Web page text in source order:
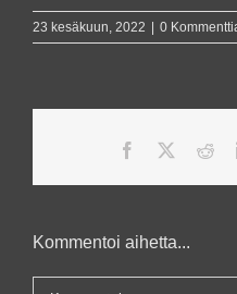
23 kesäkuun, 2022 0
Facebook
Kommentoi aihetta...